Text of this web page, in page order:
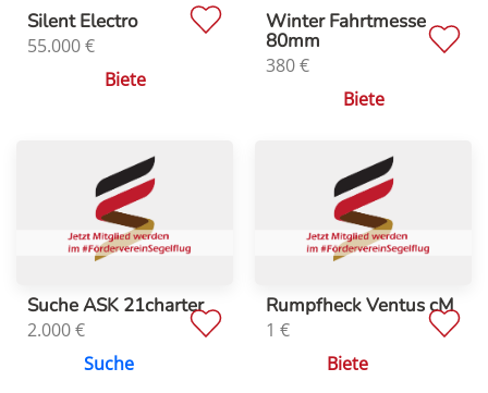
Silent Electro
55.000€
Biete
Winter Fahrtmesse
80mm
380€
Biete
Suche ASK 21charter
2.000€
Suche
Rumpfheck Ventus cM
1 €
Biete